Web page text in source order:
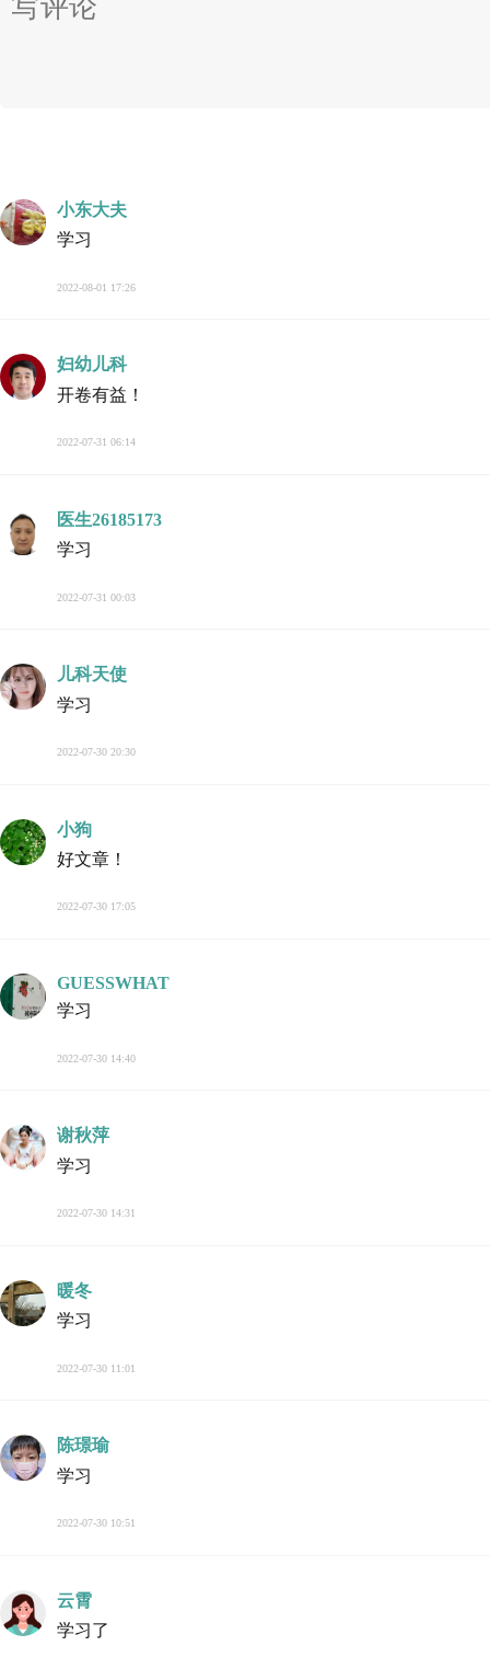
小东大夫
学习
2022-08-01 17:26
妇幼儿科
开卷有益！
2022-07-31 06:14
医生26185173
学习
2022-07-31 00:03
儿科天使
学习
2022-07-30 20:30
小狗
好文章！
2022-07-30 17:05
GUESSWHAT
学习
2022-07-30 14:40
谢秋萍
学习
2022-07-30 14:31
暖冬
学习
2022-07-30 11:01
陈璟瑜
学习
2022-07-30 10:51
云霄
学习了